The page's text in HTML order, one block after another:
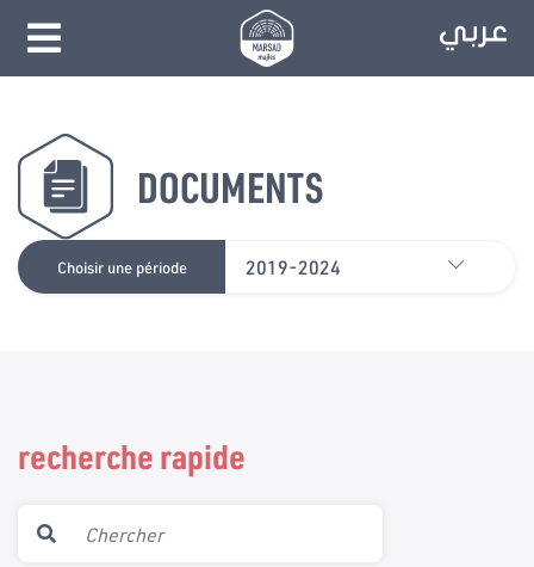
DOCUMENTS
Choisir une période 2019-2024
recherche rapide